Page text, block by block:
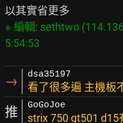
※ 編輯: sethtwo
→ dsa35197
看了很多遍 主機板
推 GoGoJoe
strix 750 gt501 d15